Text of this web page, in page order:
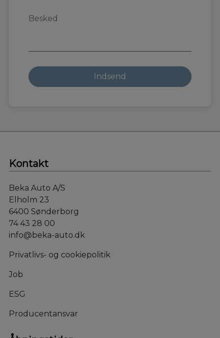
Kontakt
Beka Auto A/S
Elholm 23
6400 Sønderborg
74 43 28 00
info@beka-auto.dk
Privatlivs- og cookiepolitik
Job
ESG
Producentansvar